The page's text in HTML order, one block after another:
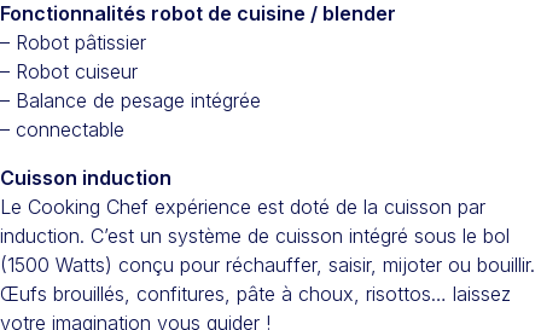
Fonctionnalités robot de cuisine / blender
– Robot pâtissier
– Robot cuiseur
– Balance de pesage intégrée
– connectable
Cuisson induction
Le Cooking Chef expérience est doté de la cuisson par
induction. C’est un système de cuisson intégré sous le bol
(1500 Watts) conçu pour réchauffer, saisir, mijoter ou bouillir.
Œufs brouillés, confitures, pâte à choux, risottos… laissez
votre imagination vous guider !